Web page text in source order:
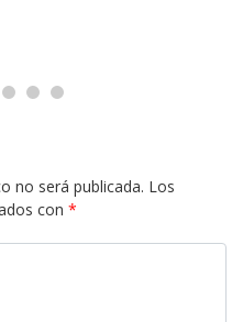
no será publicada. Los
con *